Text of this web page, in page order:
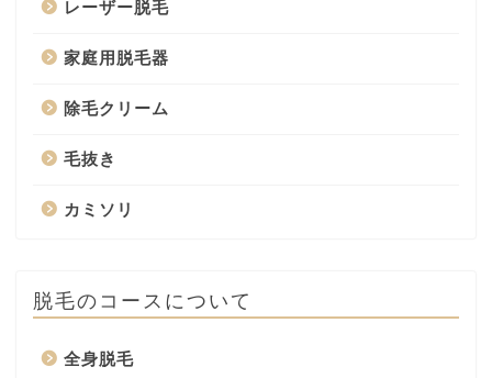
レーザー脱毛
家庭用脱毛器
除毛クリーム
毛抜き
カミソリ
脱毛のコースについて
全身脱毛